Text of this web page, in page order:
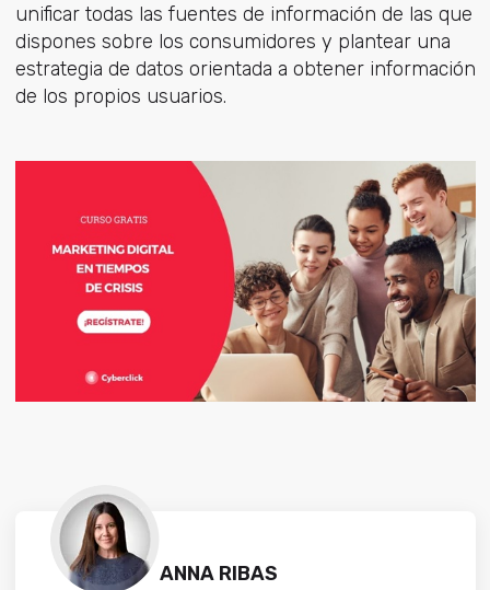
unificar todas las fuentes de información de las que
dispones sobre los consumidores y plantear una
estrategia de datos orientada a obtener información
de los propios usuarios.
ANNA RIBAS